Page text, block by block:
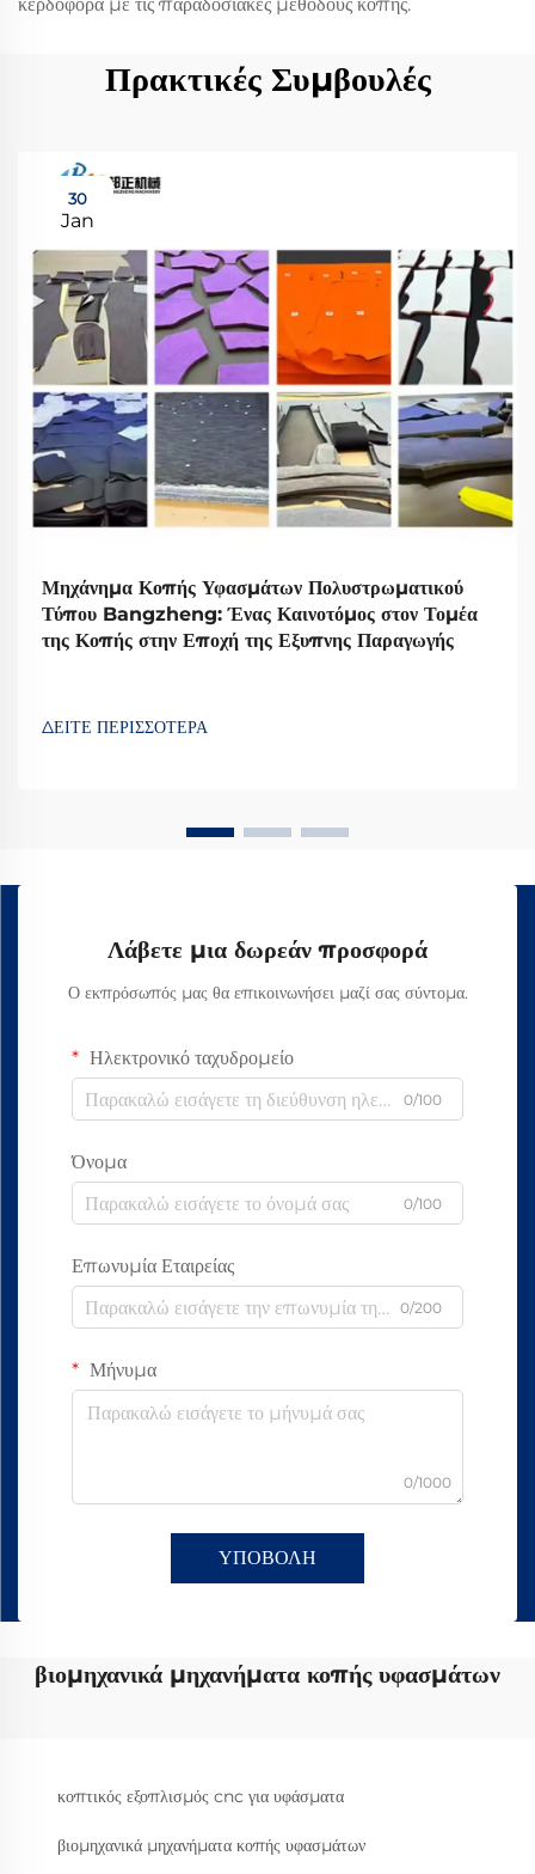
Πρακτικές Συμβουλές
30
Jan
Μηχάνημα Κοπής Υφασμάτων Πολυστρωματικού
Τύπου Bangzheng: Ένας Καινοτόμος στον Τομέα
της Κοπής στην Εποχή της Εξυπνης Παραγωγής
ΔΕΙΤΕ ΠΕΡΙΣΣΟΤΕΡΑ
Λάβετε μια δωρεάν προσφορά
Ο εκπρόσωπός μας θα επικοινωνήσει μαζί σας σύντομα.
Ηλεκτρονικό ταχυδρομείο
0/100
Όνομα
0/100
Επωνυμία Εταιρείας
0/200
Μήνυμα
0/1000
ΥΠΟΒΟΛΗ
βιομηχανικά μηχανήματα κοπής υφασμάτων
κοπτικός εξοπλισμός cnc για υφάσματα
βιομηχανικά μηχανήματα κοπής υφασμάτων